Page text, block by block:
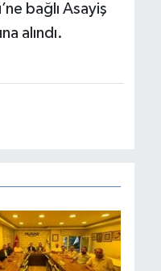
bağlı Asayiş
alındı.